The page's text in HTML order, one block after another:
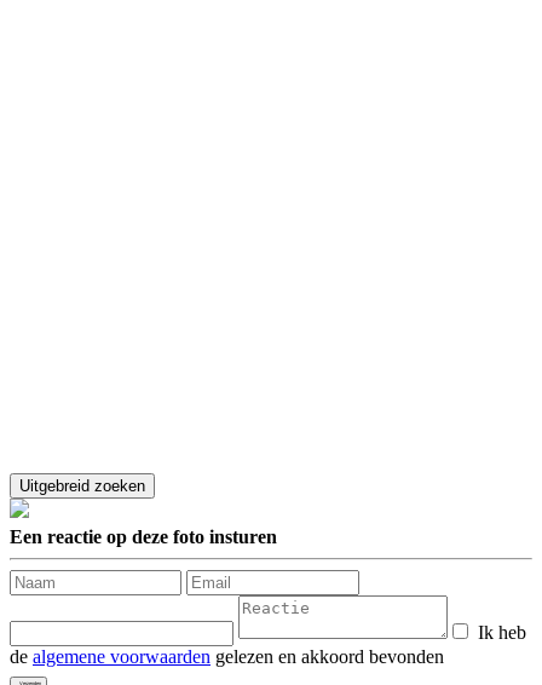
Een reactie op deze foto insturen
Ik heb
de algemene voorwaarden gelezen en akkoord bevonden